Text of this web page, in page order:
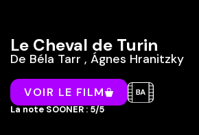
Le Cheval de Turin
De Béla Tarr , Ágnes Hranitzky
VOIR LE FILM
La note SOONER : 5/5